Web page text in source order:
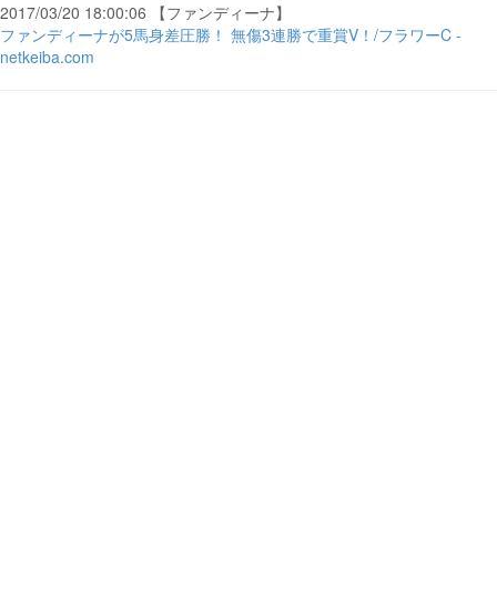
2017/03/20 18:00:06 【ファンディーナ】
ファンディーナが5馬身差圧勝！ 無傷3連勝で重賞V！/フラワーC -
netkeiba.com